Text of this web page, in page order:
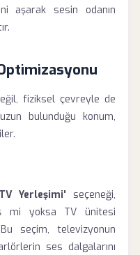
aşarak sesin odanın
fiziksel çevreyle de
bulunduğu konum,
Yerleşimi' seçeneği,
mi yoksa TV ünitesi
seçim, televizyonun
ses dalgalarını